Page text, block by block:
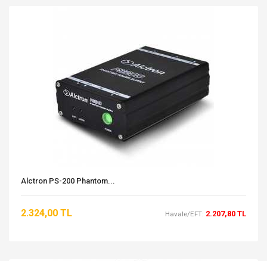
Alctron PS-200 Phantom...
2.324,00 TL Havale/EFT: 2.207,80 TL